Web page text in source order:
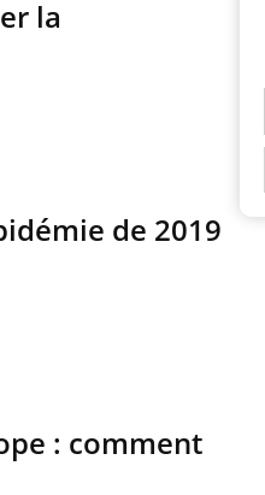
la
de 2019
: comment
Toujours connectés :
comment le travail